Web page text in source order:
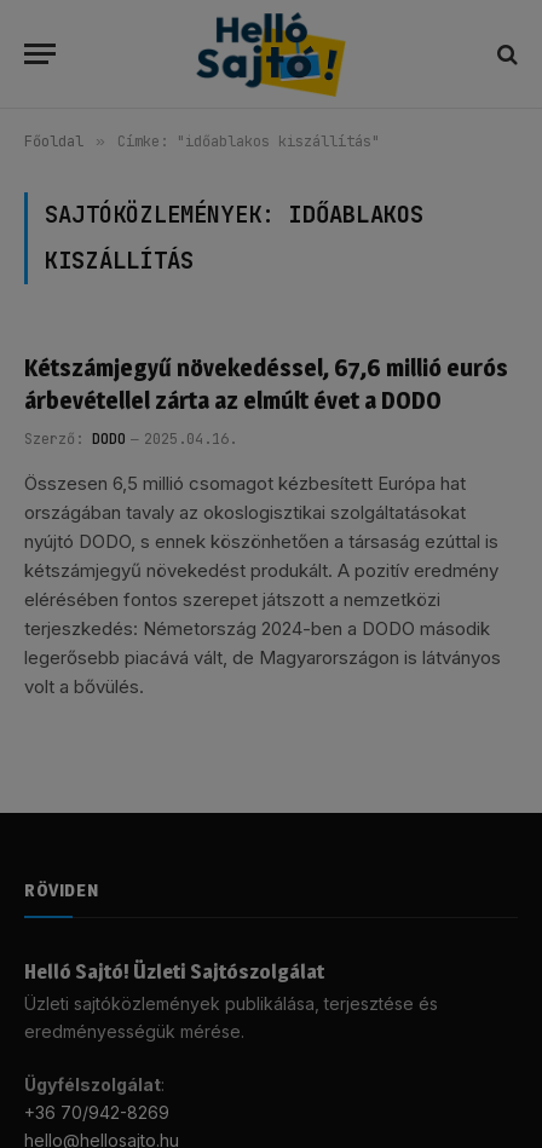
Főoldal » Címke: "időablakos kiszállítás"
SAJTÓKÖZLEMÉNYEK: IDŐABLAKOS
KISZÁLLÍTÁS
Kétszámjegyű növekedéssel, 67,6 millió eurós
árbevétellel zárta az elmúlt évet a DODO
Szerző: DODO 2025.04.16.
Összesen 6,5 millió csomagot kézbesített Európa hat
országában tavaly az okoslogisztikai szolgáltatásokat
nyújtó DODO, s ennek köszönhetően a társaság ezúttal is
kétszámjegyű növekedést produkált. A pozitív eredmény
elérésében fontos szerepet játszott a nemzetközi
terjeszkedés: Németország 2024-ben a DODO második
legerősebb piacává vált, de Magyarországon is látványos
volt a bővülés.
RÖVIDEN
Helló Sajtó! Üzleti Sajtószolgálat
Üzleti sajtóközlemények publikálása, terjesztése és
eredményességük mérése.
Ügyfélszolgálat:
+36 70/942-8269
hello@hellosajto.hu